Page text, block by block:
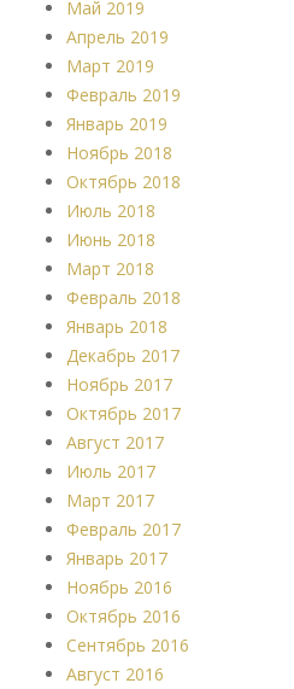
Май 2019
Апрель 2019
Март 2019
Февраль 2019
Январь 2019
Ноябрь 2018
Октябрь 2018
Июль 2018
Июнь 2018
Март 2018
Февраль 2018
Январь 2018
Декабрь 2017
Ноябрь 2017
Октябрь 2017
Август 2017
Июль 2017
Март 2017
Февраль 2017
Январь 2017
Ноябрь 2016
Октябрь 2016
Сентябрь 2016
Август 2016